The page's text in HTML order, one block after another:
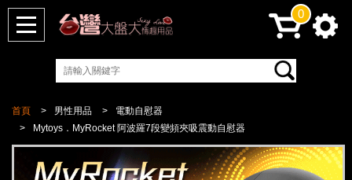
首頁 男性用品
電動自慰器
Mytoys．MyRocket 阿波羅7段變頻夾吸震動自慰器
0